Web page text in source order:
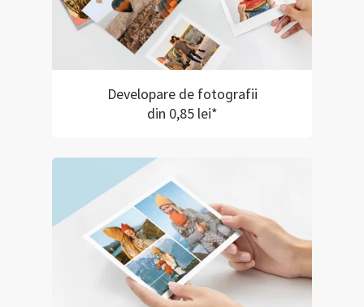
Developare de fotografii
din 0,85 lei*